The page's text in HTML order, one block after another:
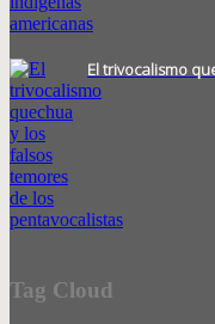
El trivocalismo
Tag Cloud